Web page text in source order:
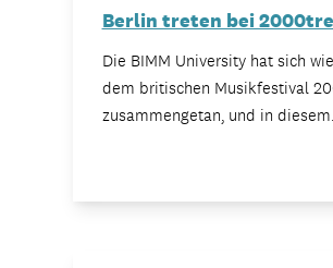
Berlin treten bei
Die BIMM University hat sich
dem britischen Musikfestival
zusammengetan, und in